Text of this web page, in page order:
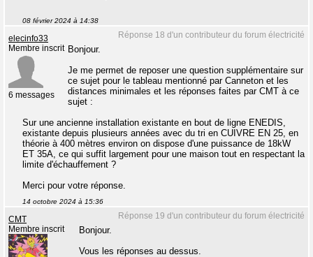
08 février 2024 à 14:38
Réponse 18 d'un contributeur du forum électricité
elecinfo33
Membre inscrit
6 messages
Bonjour.
Je me permet de reposer une question supplémentaire sur
ce sujet pour le tableau mentionné par Canneton et les
distances minimales et les réponses faites par CMT à ce
sujet :
Sur une ancienne installation existante en bout de ligne ENEDIS,
existante depuis plusieurs années avec du tri en CUIVRE EN 25, en
théorie à 400 mètres environ on dispose d'une puissance de 18kW
ET 35A, ce qui suffit largement pour une maison tout en respectant la
limite d'échauffement ?
Merci pour votre réponse.
14 octobre 2024 à 15:36
Réponse 19 d'un contributeur du forum électricité
CMT
Membre inscrit
Bonjour.
Vous les réponses au dessus.